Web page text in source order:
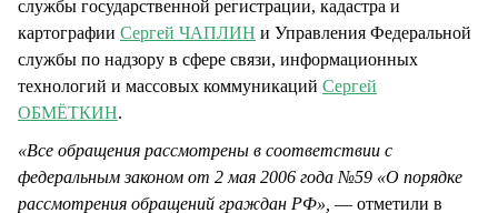
службы государственной регистрации, кадастра и
картографии Сергей ЧАПЛИН и Управления Федеральной
службы по надзору в сфере связи, информационных
технологий и массовых коммуникаций Сергей
ОБМЁТКИН.
«Все обращения рассмотрены в соответствии с
федеральным законом от 2 мая 2006 года №59 «О порядке
рассмотрения обращений граждан РФ», — отметили в